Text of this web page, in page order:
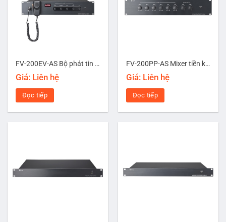
FV-200EV-AS Bộ phát tin nhắn khẩn cấp
Giá: Liên hệ
Đọc tiếp
FV-200PP-AS Mixer tiền khuếch đại
Giá: Liên hệ
Đọc tiếp